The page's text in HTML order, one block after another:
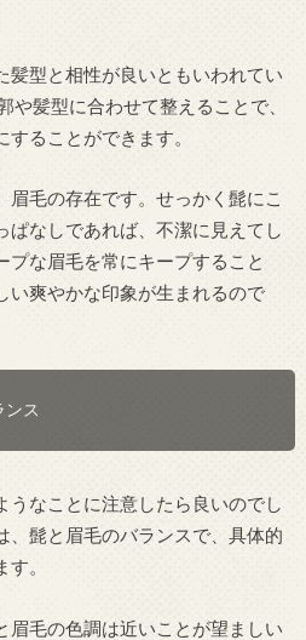
髪型と相性が良いともいわれてい
や髪型に合わせて整えることで、
ることができます。
眉毛の存在です。せっかく髭にこ
ぱなしであれば、不潔に見えてし
プな眉毛を常にキープすること
い爽やかな印象が生まれるので
ンス
うなことに注意したら良いのでし
、髭と眉毛のバランスで、具体的
。
眉毛の色調は近いことが望ましい